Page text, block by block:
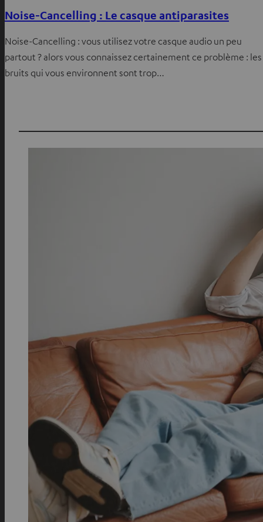
Noise-Cancelling : Le casque antiparasites
Noise-Cancelling : vous utilisez votre casque audio un peu
partout ? alors vous connaissez certainement ce problème : les
bruits qui vous environnent sont trop…